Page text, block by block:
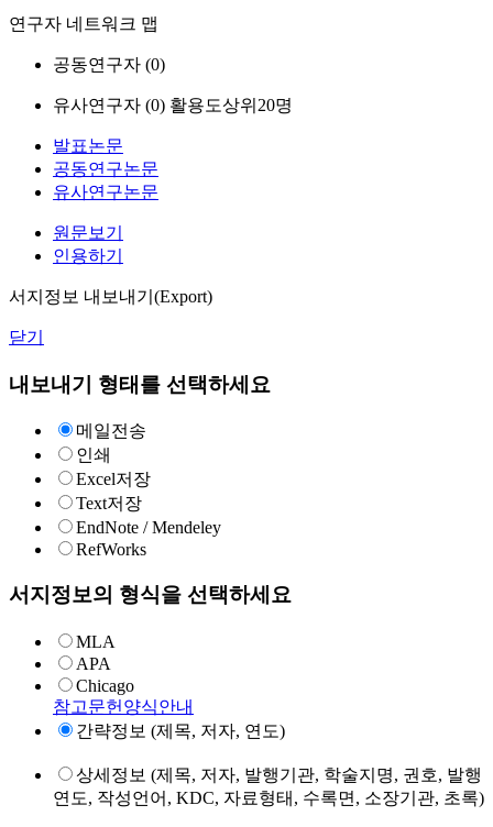
연구자 네트워크 맵
공동연구자 (0)
유사연구자 (0) 활용도상위20명
발표논문
공동연구논문
유사연구논문
원문보기
인용하기
서지정보 내보내기(Export)
닫기
내보내기 형태를 선택하세요
메일전송
인쇄
Excel저장
Text저장
EndNote / Mendeley
RefWorks
서지정보의 형식을 선택하세요
MLA
APA
Chicago
참고문헌양식안내
간략정보 (제목, 저자, 연도)
상세정보 (제목, 저자, 발행기관, 학술지명, 권호, 발행
연도, 작성언어, KDC, 자료형태, 수록면, 소장기관, 초록)